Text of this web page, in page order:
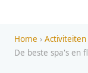
Home › Activiteiten
De beste spa's en